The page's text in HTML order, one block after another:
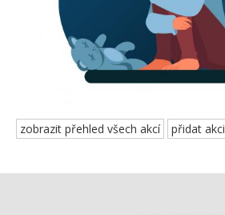
zobrazit přehled všech akcí přidat akci